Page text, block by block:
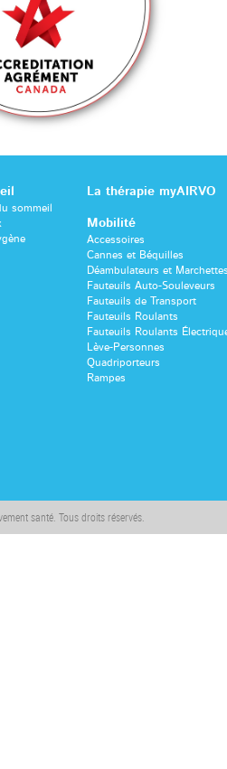
sommeil
La thérapie myAIRVO
Mobilité
Accessoires
Cannes et Béquilles
Déambulateurs et
Fauteuils Auto-Souleveurs
Fauteuils de Transport
Fauteuils Roulants
Fauteuils Roulants
Lève-Personnes
Quadriporteurs
Rampes
santé. Tous droits réservés.